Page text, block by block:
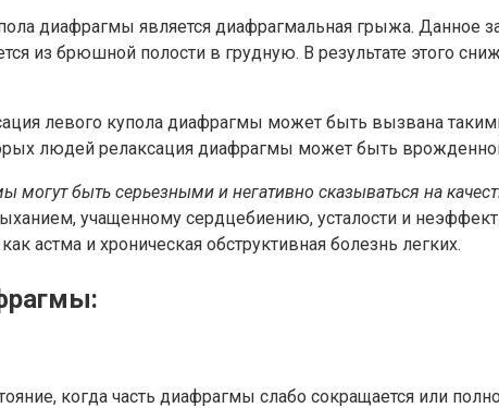
диафрагмы является диафрагмальная грыжа. Данное
из брюшной полости в грудную. В результате этого
левого купола диафрагмы может быть вызвана
людей релаксация диафрагмы может быть
могут быть серьезными и негативно сказываться на
учащенному сердцебиению, усталости и
астма и хроническая обструктивная болезнь легких.
когда часть диафрагмы слабо сокращается или